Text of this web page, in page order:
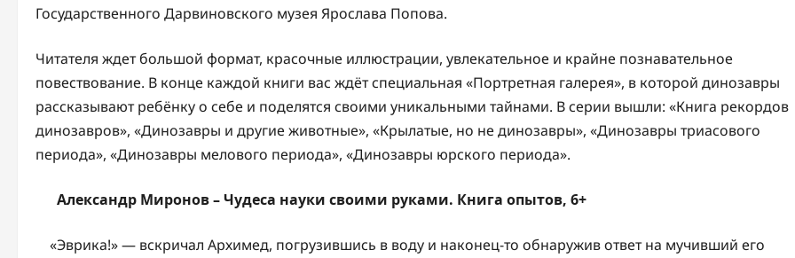
Государственного Дарвиновского музея Ярослава Попова.
Читателя ждет большой формат, красочные иллюстрации, увлекательное и крайне познавательное
повествование. В конце каждой книги вас ждёт специальная «Портретная галерея», в которой динозавры
рассказывают ребёнку о себе и поделятся своими уникальными тайнами. В серии вышли: «Книга рекордов
динозавров», «Динозавры и другие животные», «Крылатые, но не динозавры», «Динозавры триасового
периода», «Динозавры мелового периода», «Динозавры юрского периода».
Александр Миронов – Чудеса науки своими руками. Книга опытов, 6+
«Эврика!» — вскричал Архимед, погрузившись в воду и наконец-то обнаружив ответ на мучивший его